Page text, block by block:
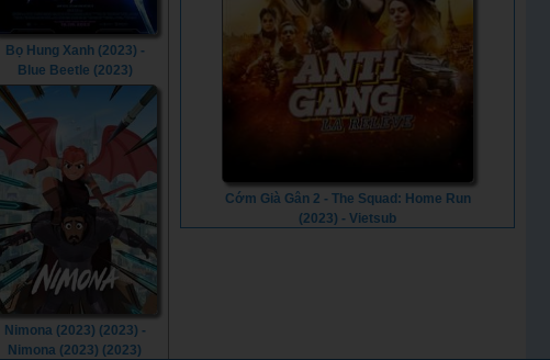
Bọ Hung Xanh (2023) -
Blue Beetle (2023)
Nimona (2023) (2023) -
Nimona (2023) (2023)
Cớm Già Gân 2 - The Squad: Home Run
(2023) - Vietsub